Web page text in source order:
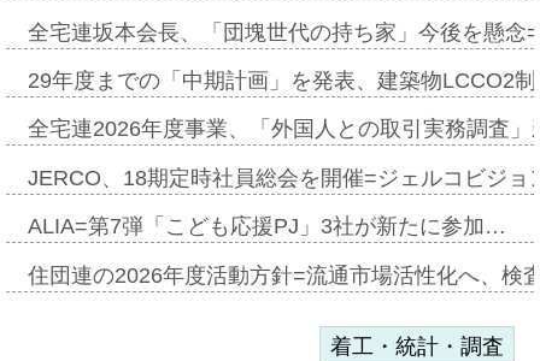
全宅連坂本会長、「団塊世代の持ち家」今後を懸
29年度までの「中期計画」を発表、建築物LCCO2
全宅連2026年度事業、「外国人との取引実務調査
JERCO、18期定時社員総会を開催=ジェルコビジ
ALIA=第7弾「こども応援PJ」3社が新たに参加…
住団連の2026年度活動方針=流通市場活性化へ、検
着工・統計・調査